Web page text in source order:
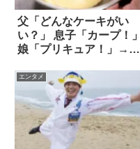
父「どんなケーキがい
い？」 息子「カープ！」
娘「プリキュア！」→結
エンタメ